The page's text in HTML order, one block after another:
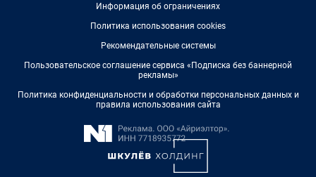
Информация об ограничениях
Политика использования cookies
Рекомендательные системы
Пользовательское соглашение сервиса «Подписка без баннерной
рекламы»
Политика конфиденциальности и обработки персональных данных и
правила использования сайта